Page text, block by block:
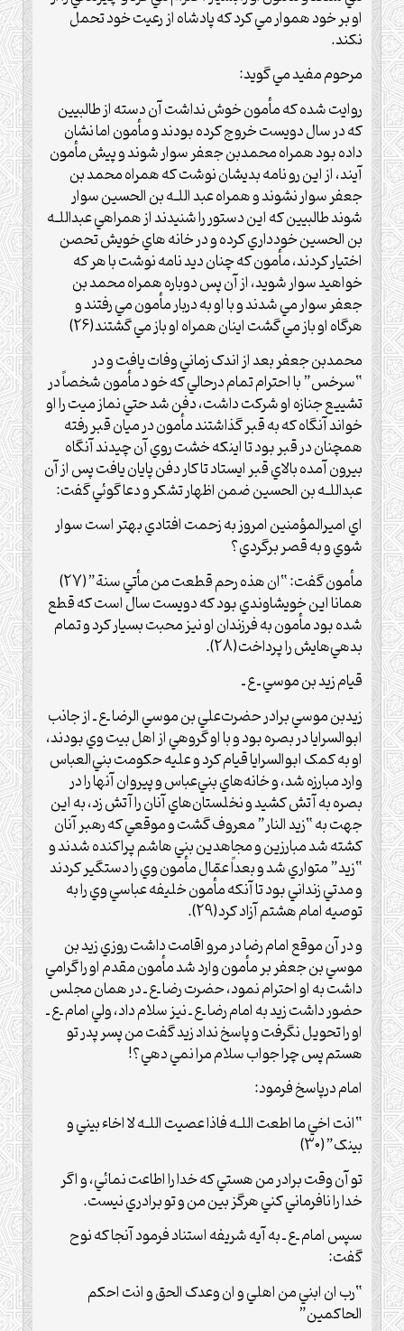
او بر خود هموار مي کرد که پادشاه از رعيت خود تحمل
نکند.
مرحوم مفيد مي گويد:
روايت شده که مأمون خوش نداشت آن دسته از طالبيين
که در سال دويست خروج کرده بودند و مأمون اما نشان
داده بود همراه محمد‌بن جعفر سوار شوند و پيش مأمون
آيند، از اين رو نامه بديشان نوشت که همراه محمد بن
جعفر سوار نشوند و همراه عبد اللـه بن الحسين سوار
شوند طالبيين که اين دستور را شنيدند از همراهي عبداللـه
بن الحسين خودداري کرده و در خانه هاي خويش تحصن
اختيار کردند، مأمون که چنان ديد نامه نوشت با هر که
خواهيد سوار شويد، از آن پس دوباره همراه محمد بن
جعفر سوار مي شدند و با او به دربار مأمون مي رفتند و
هرگاه او باز مي گشت اينان همراه او باز مي گشتند(26)
محمدبن جعفر بعد از اندک زماني وفات يافت و در
“سرخس” با احترام تمام درحالي که خو د مأمون شخصاً در
تشييع جنازه او شرکت داشت، دفن شد حتي نماز ميت را او
خواند آنگاه که به قبر گذاشتند مأمون در ميان قبر رفته
همچنان در قبر بود تا اينکه خشت روي آن چيدند آنگاه
بيرون آمده بالاي قبر ايستاد تا کار دفن پايان يافت پس از آن
عبداللـه بن الحسين ضمن اظهار تشکر و دعا گوئي گفت:
اي اميرالمؤمنين امروز به زحمت افتادي بهتر است سوار
شوي و به قصر برگردي؟
مأمون گفت: “ان هذه رحم قطعت من مأتي سنة”(27)
همانا اين خويشاوندي بود که دويست سال است که قطع
شده بود مأمون به فرزندان او نيز محبت بسيار کرد و تمام
بدهي‌هايش را پرداخت(28).
قيام زيد بن موسي ـ ع ـ
زيدبن موسي برادر حضرت‌علي بن موسي الرضا ـ‌ع‌ ـ از جانب
ابوالسرايا در بصره بود و با او گروهي از اهل بيت وي بودند،
او به کمک ابوالسرايا قيام کرد و عليه حکومت بني‌العباس
وارد مبارزه شد، و خانه‌هاي بني‌عباس و پيروان آنها را در
بصره به آتش کشيد و نخلستان‌هاي آنان را آتش زد، به اين
جهت به “زيد النار” معروف گشت و موقعي که رهبر آنان
کشته شد مبارزين و مجاهدين بني هاشم پراکنده شدند و
“زيد” متواري شد و بعداً عمّال مأمون وي را دستگير کردند
و مدتي زنداني بود تا آنکه مأمون خليفه عباسي وي را به
توصيه امام هشتم آزاد کرد(29).
و در آن موقع امام رضا در مرو اقامت داشت روزي زيد بن
موسي بن جعفر بر مأمون وارد شد مأمون مقدم او را گرامي
داشت به او احترام نمود، حضرت رضا ـ‌ع‌ ـ در همان مجلس
حضور داشت زيد به امام رضا ـ‌ع‌ ـ نيز سلام داد، ولي امام ـ‌ع‌ ـ
او را تحويل نگرفت و پاسخ نداد زيد گفت من پسر پدر تو
هستم پس چرا جواب سلام مرا نمي دهي؟!
امام درپاسخ فرمود:
“انت اخي ما اطعت اللـه فاذا عصيت اللـه لا اخاء بيني و
بينک”(30)
تو آن وقت برادر من هستي که خدا را اطاعت نمائي، و اگر
خدا را نافرماني کني هرگز بين من و تو برادري نيست.
سپس امام ـ‌ع‌ ـ به آيه شريفه استناد فرمود آنجا که نوح
گفت:
“رب ان ابني من اهلي و ان وعدک الحق و انت احکم
الحاکمين”